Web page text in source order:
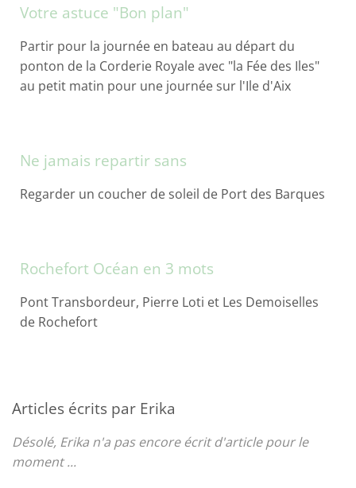
Votre astuce "Bon plan"
Partir pour la journée en bateau au départ du
ponton de la Corderie Royale avec "la Fée des Iles"
au petit matin pour une journée sur l'Ile d'Aix
Ne jamais repartir sans
Regarder un coucher de soleil de Port des Barques
Rochefort Océan en 3 mots
Pont Transbordeur, Pierre Loti et Les Demoiselles
de Rochefort
Articles écrits par Erika
Désolé, Erika n'a pas encore écrit d'article pour le
moment ...